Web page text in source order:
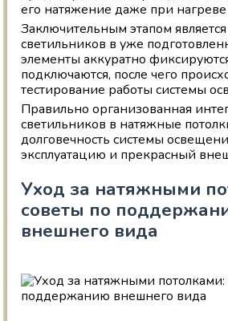
его натяжение даже при нагреве
Заключительным этапом является
светильников в уже
элементы аккуратно
подключаются, после чего
тестирование работы системы
Правильно организованная
светильников в натяжные
долговечность системы
эксплуатацию и прекрасный
Уход за натяжными
советы по
внешнего вида